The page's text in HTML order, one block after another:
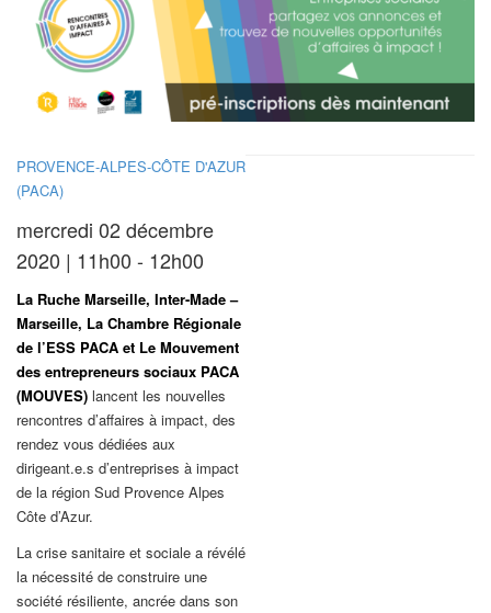
PROVENCE-ALPES-CÔTE D'AZUR
(PACA)
mercredi 02 décembre
2020 | 11h00 - 12h00
La Ruche Marseille, Inter-Made –
Marseille, La Chambre Régionale
de l’ESS PACA et Le Mouvement
des entrepreneurs sociaux PACA
(MOUVES) lancent les nouvelles
rencontres d’affaires à impact, des
rendez vous dédiées aux
dirigeant.e.s d’entreprises à impact
de la région Sud Provence Alpes
Côte d’Azur.
La crise sanitaire et sociale a révélé
la nécessité de construire une
société résiliente, ancrée dans son